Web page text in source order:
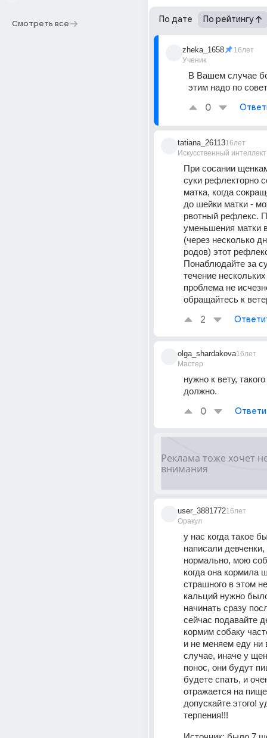
Смотреть все По дате По рейтингу
zheka_1658
Ученик
16лет
В Вашем случае
этим надо по
0
tatiana_26113
Искусственный интеллект
16лет
При сосании
суки рефлекторно
матка, когда
до шейки матки -
рвотный рефлекс.
уменьшения матки
(через несколько
родов) этот
Понаблюдайте за
течение
проблема не
обращайтесь к
2
olga_shardakova
Мастер
16лет
нужно к вету,
должно.
0
user_3881772
Оракул
16лет
у нас когда такое
написали девченки,
нормально, мою
когда она кормила
страшного в этом
кальций нужно
начинать сразу
сейчас подавайте
кормим собаку
и не меняем еду ни
случае, иначе у
понос, они будут
будете спать, и
отражается на
допускайте этого!
терпения!!!